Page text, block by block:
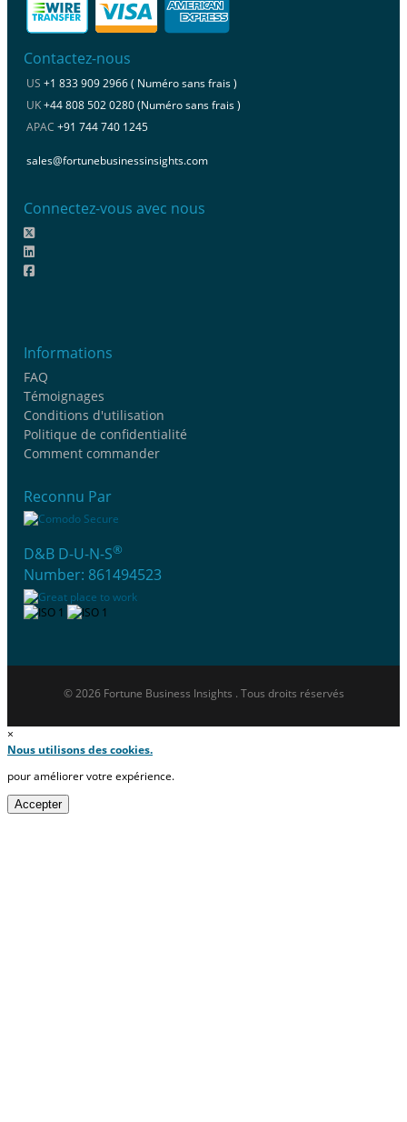
Contactez-nous
US +1 833 909 2966 ( Numéro sans frais )
UK+44 808 502 0280 (Numéro sans frais )
APAC +91 744 740 1245
sales@fortunebusinessinsights.com
Connectez-vous avec nous
Informations
FAQ
Témoignages
Conditions d'utilisation
Politique de confidentialité
Comment commander
Reconnu Par
D&B D-U-N-S®
Number: 861494523
© 2026 Fortune Business Insights . Tous droits réservés
×
Nous utilisons des cookies.
pour améliorer votre expérience.
Accepter